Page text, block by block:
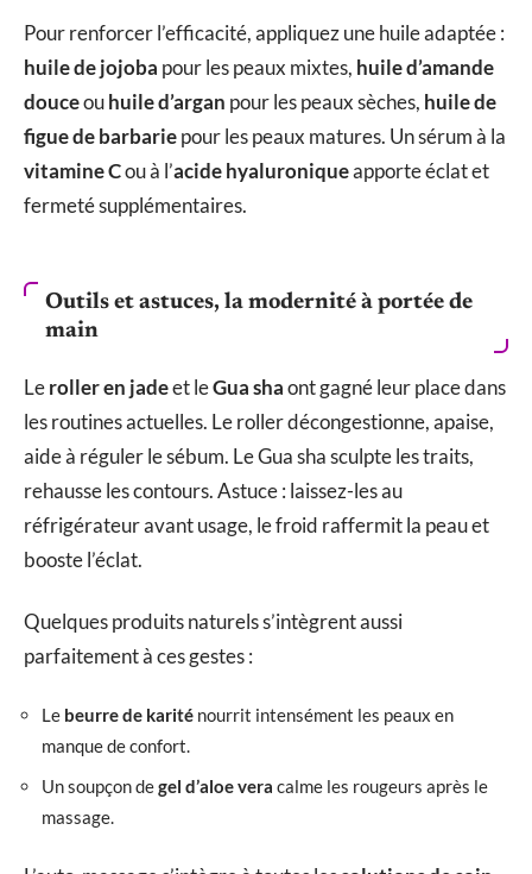
Pour renforcer l’efficacité, appliquez une huile adaptée :
huile de jojoba pour les peaux mixtes, huile d’amande
douceouhuile d’argan pour les peaux sèches, huile de
figue de barbariepour les peaux matures. Un sérum à la
vitamine Cou à l’acide hyaluroniqueapporte éclat et
fermeté supplémentaires.
Outils et astuces, la modernité à portée de
main
Leroller en jadeet leGua shaont gagné leur place dans
les routines actuelles. Le roller décongestionne, apaise,
aide à réguler le sébum. Le Gua sha sculpte les traits,
rehausse les contours. Astuce : laissez-les au
réfrigérateur avant usage, le froid raffermit la peau et
booste l’éclat.
Quelques produits naturels s’intègrent aussi
parfaitement à ces gestes :
Le beurre de karité nourrit intensément les peaux en
manque de confort.
Un soupçon degel d’aloe vera calme les rougeurs après le
massage.